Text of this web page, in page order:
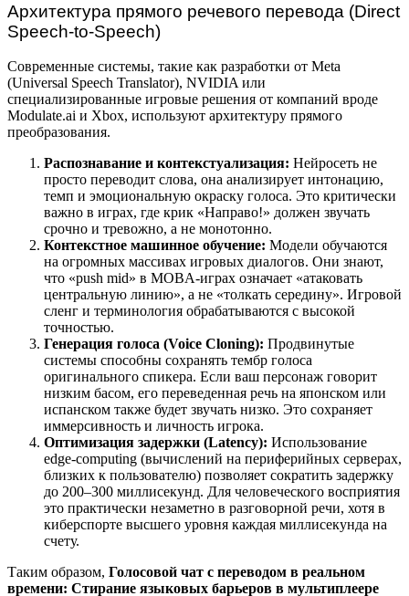
Архитектура прямого речевого перевода (Direct
Speech-to-Speech)
Современные системы, такие как разработки от Meta
(Universal Speech Translator), NVIDIA или
специализированные игровые решения от компаний вроде
Modulate.ai и Xbox, используют архитектуру прямого
преобразования.
Распознавание и контекстуализация: Нейросеть не
просто переводит слова, она анализирует интонацию,
темп и эмоциональную окраску голоса. Это критически
важно в играх, где крик «Направо!» должен звучать
срочно и тревожно, а не монотонно.
Контекстное машинное обучение: Модели обучаются
на огромных массивах игровых диалогов. Они знают,
что «push mid» в MOBA-играх означает «атаковать
центральную линию», а не «толкать середину». Игровой
сленг и терминология обрабатываются с высокой
точностью.
Генерация голоса (Voice Cloning): Продвинутые
системы способны сохранять тембр голоса
оригинального спикера. Если ваш персонаж говорит
низким басом, его переведенная речь на японском или
испанском также будет звучать низко. Это сохраняет
иммерсивность и личность игрока.
Оптимизация задержки (Latency): Использование
edge-computing (вычислений на периферийных серверах,
близких к пользователю) позволяет сократить задержку
до 200–300 миллисекунд. Для человеческого восприятия
это практически незаметно в разговорной речи, хотя в
киберспорте высшего уровня каждая миллисекунда на
счету.
Таким образом, Голосовой чат с переводом в реальном
времени: Стирание языковых барьеров в мультиплеере